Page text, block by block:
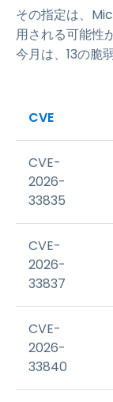
その指定は、
用される可能性
今月は、13の脆
CVE
CVE-
2026-
33835
CVE-
2026-
33837
CVE-
2026-
33840